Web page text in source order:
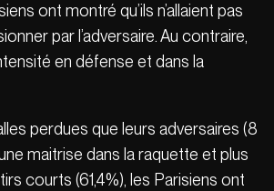
ont montré qu’ils n’allaient pas
par l’adversaire. Au contraire,
en défense et dans la
perdues que leurs adversaires (8
maitrise dans la raquette et plus
courts (61,4%), les Parisiens ont